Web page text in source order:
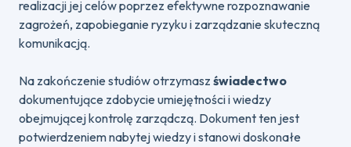
realizacji jej celów poprzez efektywne rozpoznawanie
zagrożeń, zapobieganie ryzyku i zarządzanie skuteczną
komunikacją.
Na zakończenie studiów otrzymasz świadectwo
dokumentujące zdobycie umiejętności i wiedzy
obejmującej kontrolę zarządczą. Dokument ten jest
potwierdzeniem nabytej wiedzy i stanowi doskonałe